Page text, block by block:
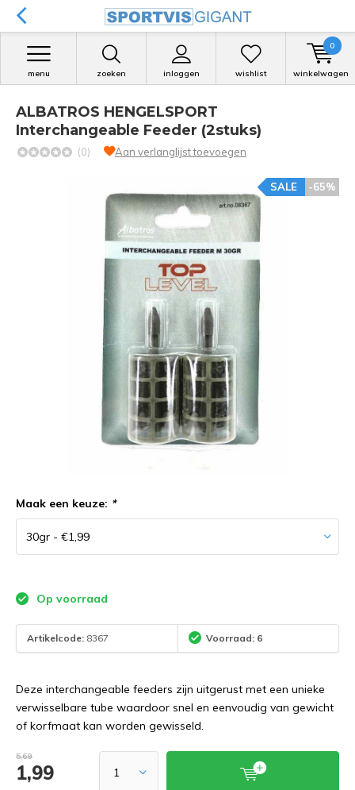
zoeken inloggen
menu wishlist winkelwagen
0
ALBATROS HENGELSPORT
Interchangeable Feeder (2stuks)
(0) Aan verlanglijst toevoegen
-65%
SALE
Maak een keuze: *
Op voorraad
Artikelcode: 8367 Voorraad: 6
Deze interchangeable feeders zijn uitgerust met een unieke
verwisselbare tube waardoor snel en eenvoudig van gewicht
of korfmaat kan worden gewisseld.
5,69
1,99